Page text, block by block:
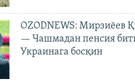
OZODNEWS: Мирзиёев
— Чашмадан пенсия
Украинага босқин